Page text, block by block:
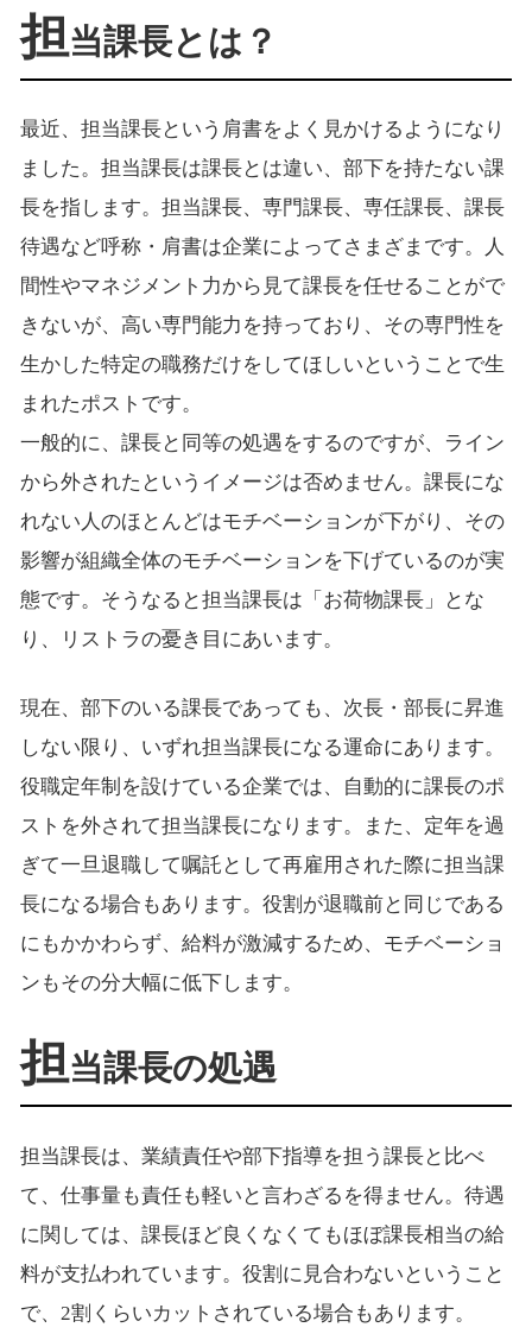
担当課長とは？
最近、担当課長という肩書をよく見かけるようになり
ました。担当課長は課長とは違い、部下を持たない課
長を指します。担当課長、専門課長、専任課長、課長
待遇など呼称・肩書は企業によってさまざまです。人
間性やマネジメント力から見て課長を任せることがで
きないが、高い専門能力を持っており、その専門性を
生かした特定の職務だけをしてほしいということで生
まれたポストです。
一般的に、課長と同等の処遇をするのですが、ライン
から外されたというイメージは否めません。課長にな
れない人のほとんどはモチベーションが下がり、その
影響が組織全体のモチベーションを下げているのが実
態です。そうなると担当課長は「お荷物課長」とな
り、リストラの憂き目にあいます。
現在、部下のいる課長であっても、次長・部長に昇進
しない限り、いずれ担当課長になる運命にあります。
役職定年制を設けている企業では、自動的に課長のポ
ストを外されて担当課長になります。また、定年を過
ぎて一旦退職して嘱託として再雇用された際に担当課
長になる場合もあります。役割が退職前と同じである
にもかかわらず、給料が激減するため、モチベーショ
ンもその分大幅に低下します。
担当課長の処遇
担当課長は、業績責任や部下指導を担う課長と比べ
て、仕事量も責任も軽いと言わざるを得ません。待遇
に関しては、課長ほど良くなくてもほぼ課長相当の給
料が支払われています。役割に見合わないということ
で、2割くらいカットされている場合もあります。